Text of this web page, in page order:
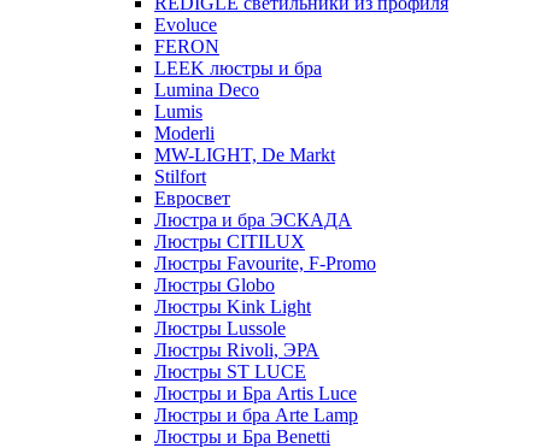
Evoluce
FERON
LEEK люстры и бра
Lumina Deco
Lumis
Moderli
MW-LIGHT, De Markt
Stilfort
Евросвет
Люстра и бра ЭСКАДА
Люстры CITILUX
Люстры Favourite, F-Promo
Люстры Globo
Люстры Kink Light
Люстры Lussole
Люстры Rivoli, ЭРА
Люстры ST LUCE
Люстры и Бра Artis Luce
Люстры и бра Arte Lamp
Люстры и Бра Benetti